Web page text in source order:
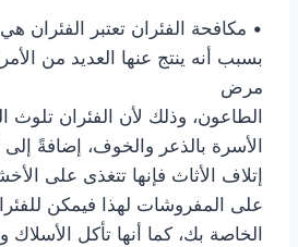
• مكافحة الفئران تعتبر الفئران
بسبب أنه ينتج عنها العديد من
مرض
الطاعون، وذلك لأن الفئران تلوث
الأسرة بالذعر والخوف، إضافةً
إتلاف الأثاث فإنها تتغذى على
على المفروشات لهذا فيمكن
الخاصة بك، كما أنها تأكل الأسلاك